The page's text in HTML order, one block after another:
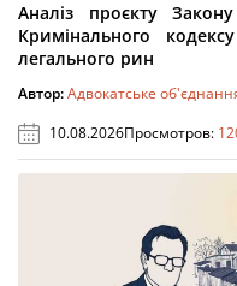
Аналіз проєкту
Кримінального
легального рин
Автор:Адвокатське
10.08.2026Просмотров: